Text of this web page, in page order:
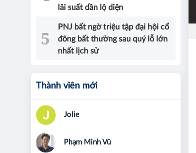
lãi suất dần lộ diện
PNJ bất ngờ triệu tập đại hội cổ
đông bất thường sau quý lỗ lớn
nhất lịch sử
Thành viên mới
Jolie
Phạm Minh Vũ